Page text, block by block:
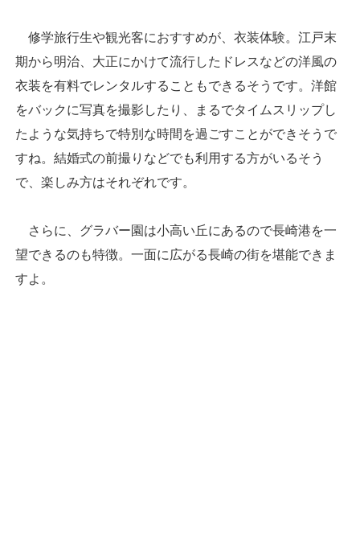
修学旅行生や観光客におすすめが、衣装体験。江戸末
期から明治、大正にかけて流行したドレスなどの洋風の
衣装を有料でレンタルすることもできるそうです。洋館
をバックに写真を撮影したり、まるでタイムスリップし
たような気持ちで特別な時間を過ごすことができそうで
すね。結婚式の前撮りなどでも利用する方がいるそう
で、楽しみ方はそれぞれです。
さらに、グラバー園は小高い丘にあるので長崎港を一
望できるのも特徴。一面に広がる長崎の街を堪能できま
すよ。